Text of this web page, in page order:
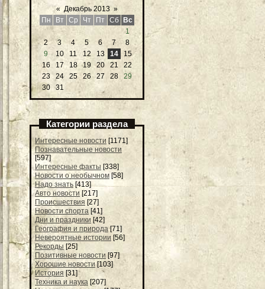
« Декабрь 2013 »
Пн
Вт Ср Чт Пт Сб Вс
1
2
3 4 5 6 7
8
9
10 11 12 13 14
15
16
17 18 19 20 21
22
23
24 25 26 27 28
29
30
31
Категории раздела
Интересные новости [1171]
Познавательные новости
[597]
Интересные факты [338]
Новости о необычном [58]
Надо знать [413]
Авто новости [217]
Происшествия [27]
Новости спорта [41]
Дни и праздники [42]
География и природа [71]
Невероятные истории [56]
Рекорды [25]
Позитивные новости [97]
Хорошие новости [103]
История [31]
Техника и наука [207]